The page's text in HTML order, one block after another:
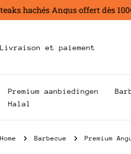
Ga
naar
hachés Angus offert dès 100€
Livraison et paiement
Premium aanbiedingen
Halal
Home Barbecue Premium